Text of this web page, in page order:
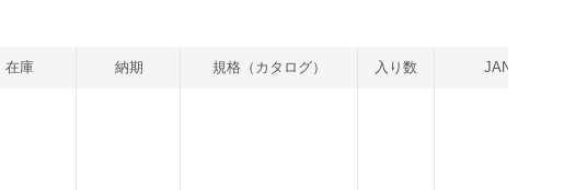
在庫 納期 規格（カタログ） 入り数 JAN